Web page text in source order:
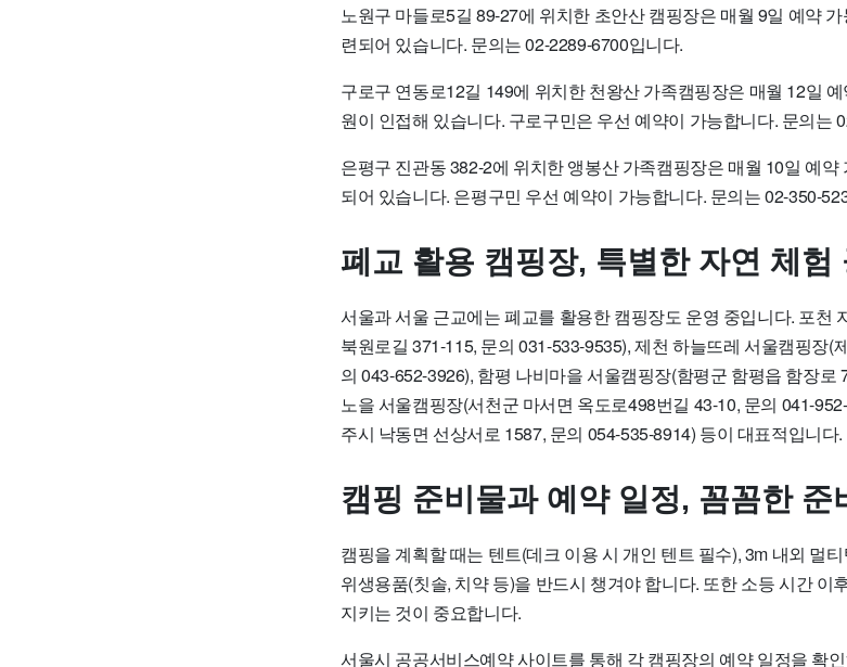
노원구 마들로5길 89-27에 위치한 초안산 캠핑장은 매월 9일 예약
련되어 있습니다. 문의는 02-2289-6700입니다.
구로구 연동로12길 149에 위치한 천왕산 가족캠핑장은 매월 12일
원이 인접해 있습니다. 구로구민은 우선 예약이 가능합니다. 문의는
은평구 진관동 382-2에 위치한 앵봉산 가족캠핑장은 매월 10일 예
되어 있습니다. 은평구민 우선 예약이 가능합니다. 문의는 02-350-
폐교 활용 캠핑장, 특별한 자연 체험
서울과 서울 근교에는 폐교를 활용한 캠핑장도 운영 중입니다. 포천
북원로길 371-115, 문의 031-533-9535), 제천 하늘뜨레 서울캠핑장(
의 043-652-3926), 함평 나비마을 서울캠핑장(함평군 함평읍 함장로
노을 서울캠핑장(서천군 마서면 옥도로498번길 43-10, 문의 041-
주시 낙동면 선상서로 1587, 문의 054-535-8914) 등이 대표적입니다.
캠핑 준비물과 예약 일정, 꼼꼼한 준
캠핑을 계획할 때는 텐트(데크 이용 시 개인 텐트 필수), 3m 내외 멀
위생용품(칫솔, 치약 등)을 반드시 챙겨야 합니다. 또한 소등 시간 이
지키는 것이 중요합니다.
서울시 공공서비스예약 사이트를 통해 각 캠핑장의 예약 일정을 확